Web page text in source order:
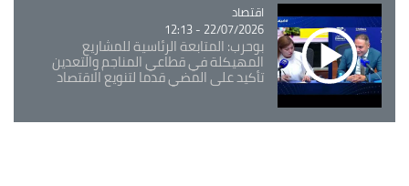
Catégorie
اقتصاد
22/07/2026 - 12:13
بوحرب: المتابعة الرئاسية للمشاريع
المهيكلة في قطاعي المناجم والتعدين
تأكيد على المضي قدما لتنويع الاقتصاد